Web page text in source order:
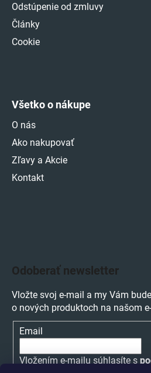
Odstúpenie od zmluvy
Články
Cookie
Všetko o nákupe
O nás
Ako nakupovať
Zľavy a Akcie
Kontakt
Odoberať newsletter
Vložte svoj e-mail a my Vám
o nových produktoch na našom
Email
Vložením e-mailu súhlasíte s